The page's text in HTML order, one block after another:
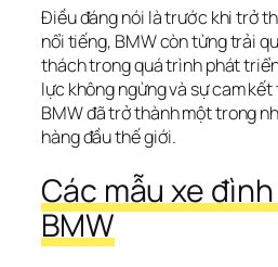
Điều đáng nói là trước khi trở
nổi tiếng, BMW còn từng trải
thách trong quá trình phát
lực không ngừng và sự cam
BMW đã trở thành một trong
hàng đầu thế giới.
Các mẫu xe
BMW